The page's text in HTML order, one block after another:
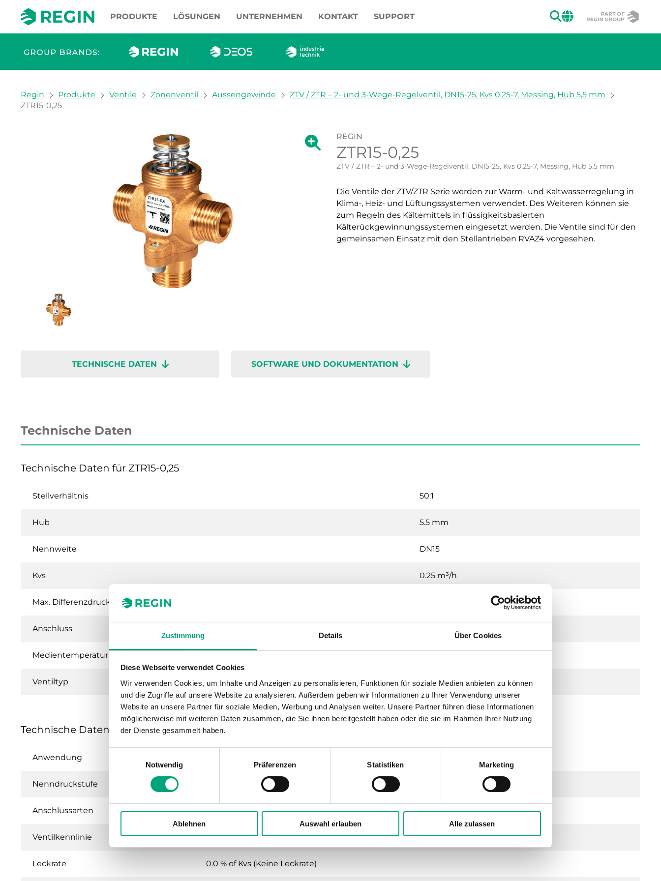
Zustimmung Details Über Cookies
Diese Webseite verwendet Cookies
Wir verwenden Cookies, um Inhalte und Anzeigen zu personalisieren, Funktionen für soziale Medien anbieten zu können
und die Zugriffe auf unsere Website zu analysieren. Außerdem geben wir Informationen zu Ihrer Verwendung unserer
Website an unsere Partner für soziale Medien, Werbung und Analysen weiter. Unsere Partner führen diese Informationen
möglicherweise mit weiteren Daten zusammen, die Sie ihnen bereitgestellt haben oder die sie im Rahmen Ihrer Nutzung
der Dienste gesammelt haben.
Notwendig
Präferenzen Statistiken Marketing
Ablehnen Auswahl erlauben Alle zulassen
PRODUKTE LÖSUNGEN UNTERNEHMEN KONTAKT SUPPORT SUCHEN
CHANGE
You are here:
Regin Produkte Ventile Zonenventil Aussengewinde
ZTV / ZTR – 2- und 3-Wege-Regelventil, DN15-25, Kvs 0,25-7, Messing, Hub 5,5 mm
ZTR15-0,25
Zeige große Version des Bildes.
Zeige große Version des Bildes.
REGIN
ZTR15-0,25
ZTV / ZTR – 2- und 3-Wege-Regelventil, DN15-25, Kvs 0,25-7, Messing, Hub 5,5 mm
Die Ventile der ZTV/ZTR Serie werden zur Warm- und Kaltwasserregelung in
Klima-, Heiz- und Lüftungssystemen verwendet. Des Weiteren können sie
zum Regeln des Kältemittels in flüssigkeitsbasierten
Kälterückgewinnungssystemen eingesetzt werden. Die Ventile sind für den
gemeinsamen Einsatz mit den Stellantrieben RVAZ4 vorgesehen.
TECHNISCHE DATEN SOFTWARE UND DOKUMENTATION
Technische Daten
Technische Daten für ZTR15-0,25
Stellverhältnis 50:1
Hub 5.5 mm
Nennweite DN15
Kvs 0.25 m³/h
Max. Differenzdruck
Anschluss
Medientemperatur
Ventiltyp 3-Wege
Technische Daten für ZTV / ZTR – 2- und 3-Wege-Regelventil, DN15-25, Kvs 0,25-7, Messing, Hub 5,5 mm
Anwendung
Nenndruckstufe
Anschlussarten BSP-Außengewinde gemäß according to ISO 228/1
Ventilkennlinie Gleichprozentig
Leckrate 0.0 % of Kvs (Keine Leckrate)